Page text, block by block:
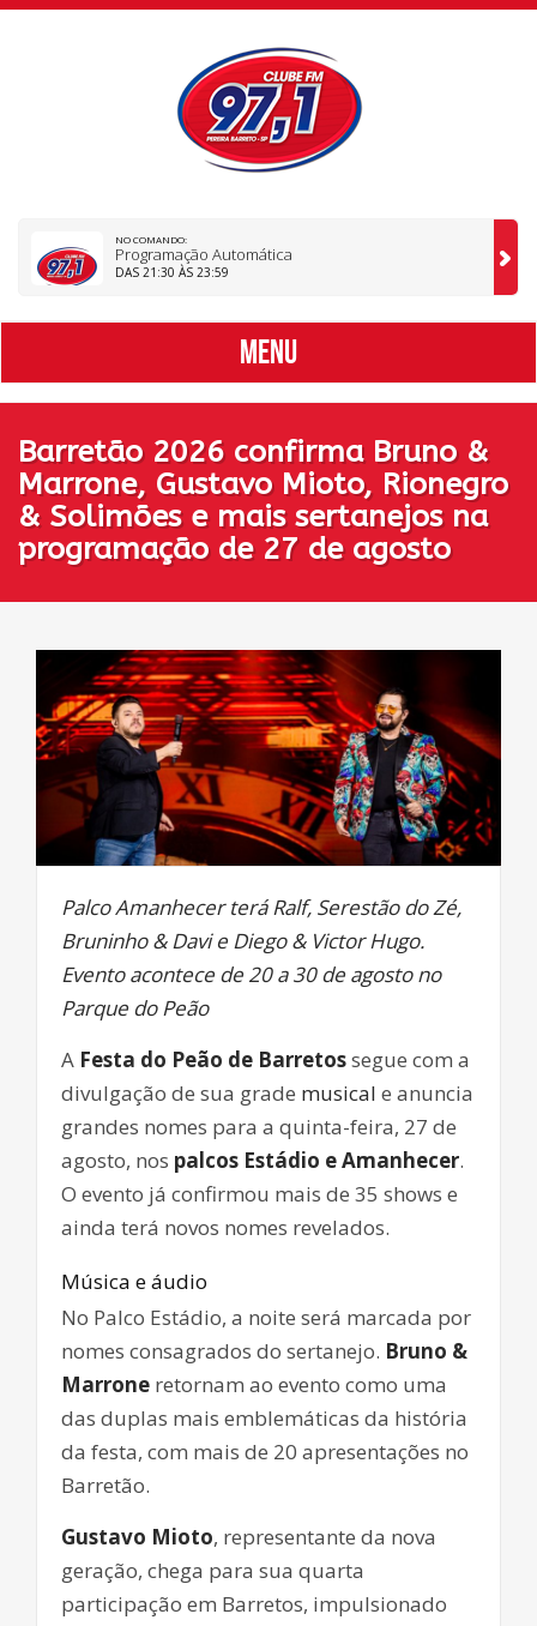
NO COMANDO:
Programação Automática
DAS 21:30 ÀS 23:59
MENU
Barretão 2026 confirma Bruno &
Marrone, Gustavo Mioto, Rionegro
& Solimões e mais sertanejos na
programação de 27 de agosto
Palco Amanhecer terá Ralf, Serestão do Zé,
Bruninho & Davi e Diego & Victor Hugo.
Evento acontece de 20 a 30 de agosto no
Parque do Peão
A Festa do Peão de Barretossegue com a
divulgação de sua grade musical e anuncia
grandes nomes para a quinta-feira, 27 de
agosto, nos palcos Estádio e Amanhecer.
O evento já confirmou mais de 35 shows e
ainda terá novos nomes revelados.
Música e áudio
No Palco Estádio, a noite será marcada por
nomes consagrados do sertanejo. Bruno &
Marrone retornam ao evento como uma
das duplas mais emblemáticas da história
da festa, com mais de 20 apresentações no
Barretão.
Gustavo Mioto, representante da nova
geração, chega para sua quarta
participação em Barretos, impulsionado